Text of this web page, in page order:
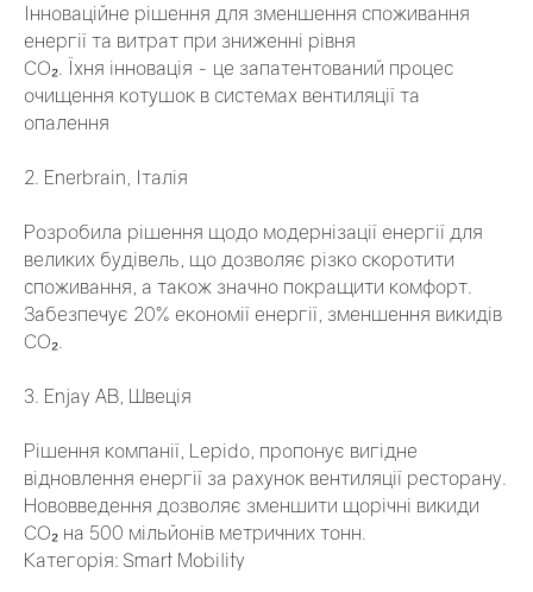
Інноваційне рішення для зменшення споживання
енергії та витрат при зниженні рівня
СО₂. Їхня інновація - це запатентований процес
очищення котушок в системах вентиляції та
опалення
2. Enerbrain, Італія
Розробила рішення щодо модернізації енергії для
великих будівель, що дозволяє різко скоротити
споживання, а також значно покращити комфорт.
Забезпечує 20% економії енергії, зменшення викидів
СО₂.
3. Enjay AB, Швеція
Рішення компанії, Lepido, пропонує вигідне
відновлення енергії за рахунок вентиляції ресторану.
Нововведення дозволяє зменшити щорічні викиди
СО₂ на 500 мільйонів метричних тонн.
Категорія: Smart Mobility